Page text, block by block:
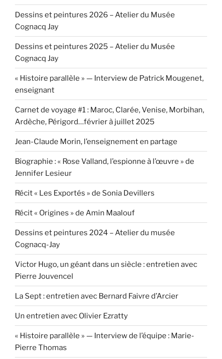
Dessins et peintures 2026 – Atelier du Musée
Cognacq Jay
Dessins et peintures 2025 – Atelier du Musée
Cognacq Jay
« Histoire parallèle » — Interview de Patrick Mougenet,
enseignant
Carnet de voyage #1 : Maroc, Clarée, Venise, Morbihan,
Ardèche, Périgord…février à juillet 2025
Jean-Claude Morin, l’enseignement en partage
Biographie : « Rose Valland, l’espionne à l’œuvre » de
Jennifer Lesieur
Récit « Les Exportés » de Sonia Devillers
Récit « Origines » de Amin Maalouf
Dessins et peintures 2024 – Atelier du musée
Cognacq-Jay
Victor Hugo, un géant dans un siècle : entretien avec
Pierre Jouvencel
La Sept : entretien avec Bernard Faivre d’Arcier
Un entretien avec Olivier Ezratty
« Histoire parallèle » — Interview de l’équipe : Marie-
Pierre Thomas